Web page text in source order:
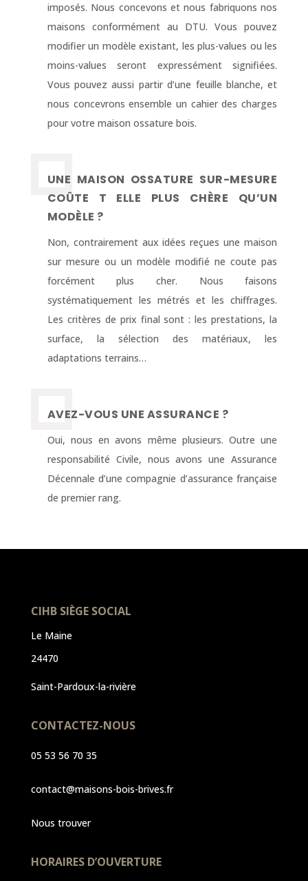
imposés. Nous concevons et nous fabriquons nos
maisons conformément au DTU. Vous pouvez
modifier un modèle existant, les plus-values ou les
moins-values seront expressément signifiées.
Vous pouvez aussi partir d’une feuille blanche, et
nous concevrons ensemble un cahier des charges
pour votre maison ossature bois.
UNE MAISON OSSATURE SUR-MESURE
COÛTE T ELLE PLUS CHÈRE QU’UN
MODÈLE ?
Non, contrairement aux idées reçues une maison
sur mesure ou un modèle modifié ne coute pas
forcément plus cher. Nous faisons
systématiquement les métrés et les chiffrages.
Les critères de prix final sont : les prestations, la
surface, la sélection des matériaux, les
adaptations terrains…
AVEZ-VOUS UNE ASSURANCE ?
Oui, nous en avons même plusieurs. Outre une
responsabilité Civile, nous avons une Assurance
Décennale d’une compagnie d’assurance française
de premier rang.
CIHB SIÈGE SOCIAL
Le Maine
24470
Saint-Pardoux-la-rivière
CONTACTEZ-NOUS
05 53 56 70 35
contact@maisons-bois-brives.fr
Nous trouver
HORAIRES D’OUVERTURE